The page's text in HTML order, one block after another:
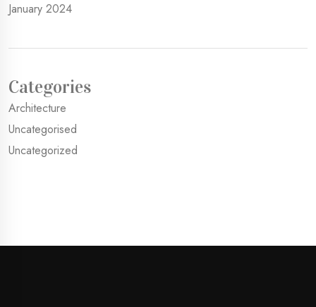
January 2024
Categories
Architecture
Uncategorised
Uncategorized